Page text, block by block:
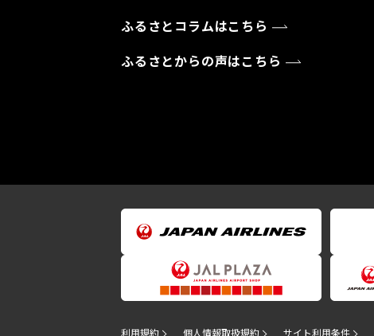
ふるさとコラムはこちら
ふるさとからの声はこちら
利用規約 個人情報取扱規約 サイト利用条件